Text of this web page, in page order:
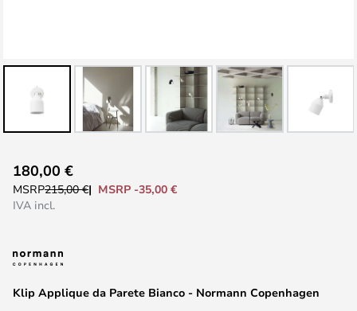
all'inizio
della
immagini
Klip Applique da Parete Bianco - Normann Copenhagen
180,00 €
MSRP215,00 €
MSRP -35,00 €
IVA incl.